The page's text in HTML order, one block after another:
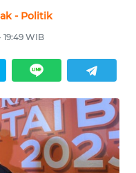
- Politik
WIB